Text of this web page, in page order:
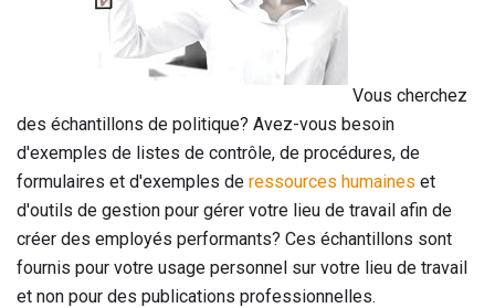
Vous cherchez
des échantillons de politique? Avez-vous besoin
d'exemples de listes de contrôle, de procédures, de
formulaires et d'exemples de ressources humaines et
d'outils de gestion pour gérer votre lieu de travail afin de
créer des employés performants? Ces échantillons sont
fournis pour votre usage personnel sur votre lieu de travail
et non pour des publications professionnelles.